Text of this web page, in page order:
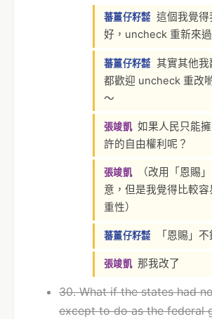
蕃薑仔籽㍿ 這個我覺得
好，uncheck 重新來過
蕃薑仔籽㍿ 其實其他我
都歡迎 uncheck 重改
～
張竣凱 如果人民只能
許的自由權利呢？
張竣凱
（改用「恩賜
意，但是我覺得比較
重性）
蕃薑仔籽㍿ 「恩賜」不
張竣凱 那我改了
30. What if the states had
except to do as the federal